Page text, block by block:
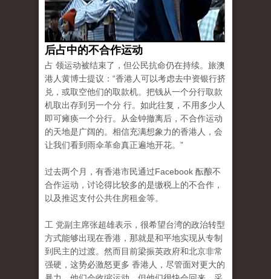
后占中的不合作运动
占 领运动被结束了，但公民抗命仍在持续。旅澳
港人黄博士提议：“香港人可以考虑去中资银行挤
兑，或取空他们的取款机。把钱从一个分行取款
机取出存到另一个分 行。如此往复，不用多少人
即可瘫痪一个分行。从金钟撤离后，不合作运动
的天地是广阔的。相信充满想象力的香港人，会
让我们看到雨伞革命真正遍地开花。”
过去两个月，有香港市民通过Facebook 酝酿不
合作运动，讨论得比较多的是缴税上的不合作 ，
以及推迟支付公共住房租金等。
工 党副主席张超雄表示，很希望台湾的政治转型
方式能够出现在香港，那就是和平地实现从专制
到民主的过渡。然而目前梁振英政府和北京非常
强硬，这势必激怒更多 香港人，尽管面对更大的